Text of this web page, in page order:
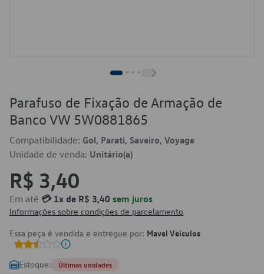
Parafuso de Fixação de Armação de
Banco VW 5W0881865
Compatibilidade: Gol, Parati, Saveiro, Voyage
Unidade de venda: Unitário(a)
R$ 3,40
Em até 💳 1x de R$ 3,40 sem juros
Informações sobre condições de parcelamento
Essa peça é vendida e entregue por: Mavel Veículos
Estoque: Últimas unidades